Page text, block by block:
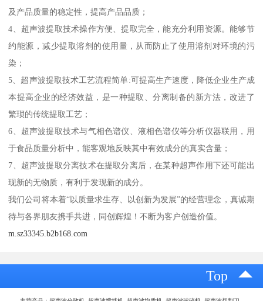
及产品质量的稳定性，提高产品品质；
4、超声波提取技术操作方便、提取完全，能充分利用资源。能够节
约能源，减少提取溶剂的使用量，从而防止了使用溶剂对环境的污
染；
5、超声波提取技术工艺流程简单:可提高生产速度，降低企业生产成
本提高企业的经济效益，是一种提取、分离制备的新方法，改进了
繁琐的传统提取工艺；
6、超声波提取技术与气相色谱仪、液相色谱仪等分析仪器联用，用
于食品质量分析中，能客观地反映其中有效成分的真实含量；
7、超声波提取分离技术在提取分离后，在某种超声作用下还可能出
现新的无物质，有利于发现新的成分。
我们公司将本着“以质量求生存、以创新为发展”的经营理念，真诚期
待与各界朋友携手共进，同创辉煌！不断为客户创造价值。
m.sz33345.b2b168.com
Top